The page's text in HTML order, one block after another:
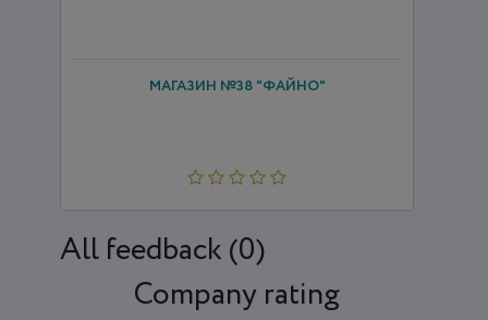
МАГАЗИН №38 "ФАЙНО"
All feedback (0)
Company rating